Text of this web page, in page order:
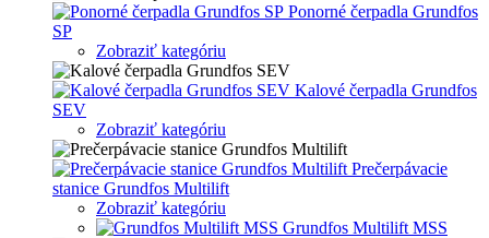
Ponorné čerpadla Grundfos
SP
Zobraziť kategóriu
Kalové čerpadla Grundfos
SEV
Zobraziť kategóriu
Prečerpávacie
stanice Grundfos Multilift
Zobraziť kategóriu
Grundfos Multilift MSS